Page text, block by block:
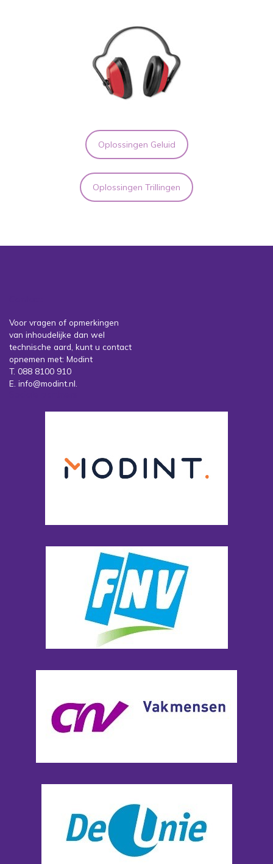
Oplossingen Geluid
Oplossingen Trillingen
Voor vragen of opmerkingen
van inhoudelijke dan wel
technische aard, kunt u contact
opnemen met: Modint
T. 088 8100 910
E. info@modint.nl.